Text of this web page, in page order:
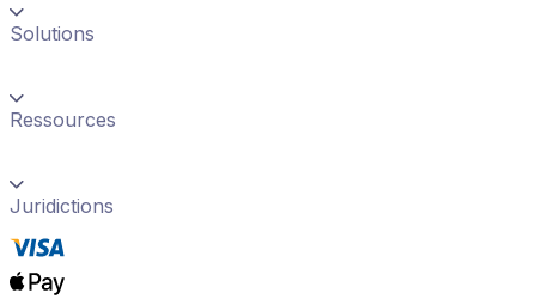
Solutions
Ressources
Juridictions